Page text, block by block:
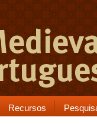
Recursos